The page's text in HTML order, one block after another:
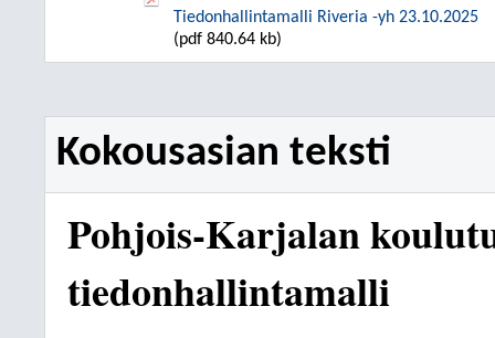
Tiedonhallintamalli Riveria -yh 23.10.2025
(pdf 840.64 kb)
Kokousasian teksti
Pohjois-Karjalan
tiedonhallintamalli